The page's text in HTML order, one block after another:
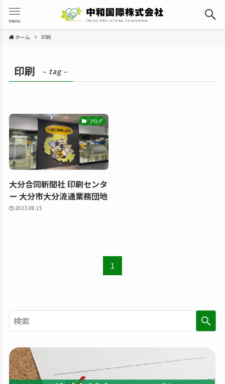
menu
ホーム 印刷
印刷 – tag –
ブログ
大分合同新聞社 印刷センタ
ー 大分市大分流通業務団地
2023.08.15
1